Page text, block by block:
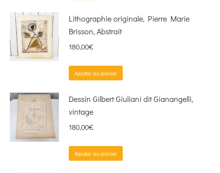
Lithographie originale, Pierre Marie
Brisson, Abstrait
180,00€
Ajouter au panier
Dessin Gilbert Giuliani dit Gianangelli,
vintage
180,00€
Ajouter au panier